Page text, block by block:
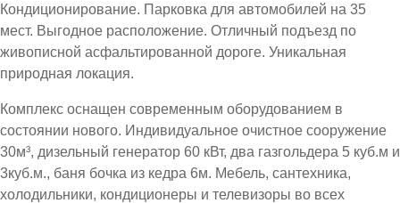
Кондиционирование. Парковка для автомобилей на 35
мест. Выгодное расположение. Отличный подъезд по
живописной асфальтированной дороге. Уникальная
природная локация.
Комплекс оснащен современным оборудованием в
состоянии нового. Индивидуальное очистное сооружение
30м³, дизельный генератор 60 кВт, два газгольдера 5 куб.м и
3куб.м., баня бочка из кедра 6м. Мебель, сантехника,
холодильники, кондиционеры и телевизоры во всех